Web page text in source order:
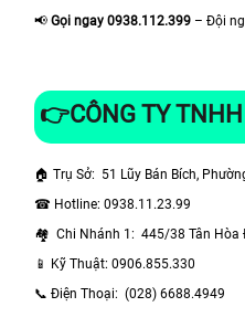
📢 Gọi ngay 0938.112.399 – Đội
👉CÔNG TY
🏠 Trụ Sở: 51 Lũy Bán Bích,
☎ Hotline: 0938.11.23.99
🏘 Chi Nhánh 1: 445/38 Tân Hòa
📱 Kỹ Thuật: 0906.855.330
📞 Điện Thoại: (028) 6688.4949